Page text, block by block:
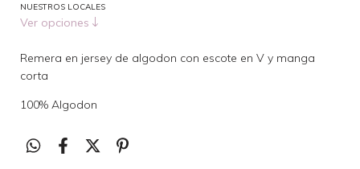
NUESTROS LOCALES
Ver opciones
Remera en jersey de algodon con escote en V y manga
corta
100% Algodon